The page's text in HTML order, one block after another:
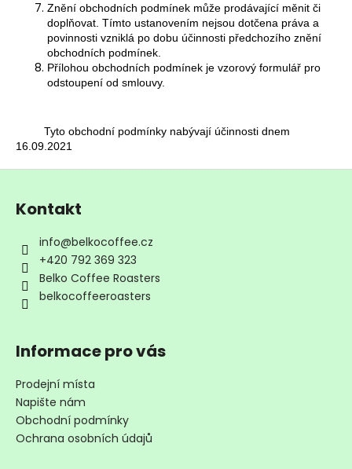
Znění obchodních podmínek může prodávající měnit či
doplňovat. Tímto ustanovením nejsou dotčena práva a
povinnosti vzniklá po dobu účinnosti předchozího znění
obchodních podmínek.
Přílohou obchodních podmínek je vzorový formulář pro
odstoupení od smlouvy.
Tyto obchodní podmínky nabývají účinnosti dnem
16.09.2021
Z
Kontakt
info@belkocoffee.cz
+420 792 369 323
Belko Coffee Roasters
belkocoffeeroasters
Informace pro vás
Prodejní místa
Napište nám
Obchodní podmínky
Ochrana osobních údajů